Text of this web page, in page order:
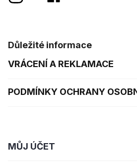
Důležité informace
VRÁCENÍ A REKLAMACE
PODMÍNKY OCHRANY
MŮJ ÚČET